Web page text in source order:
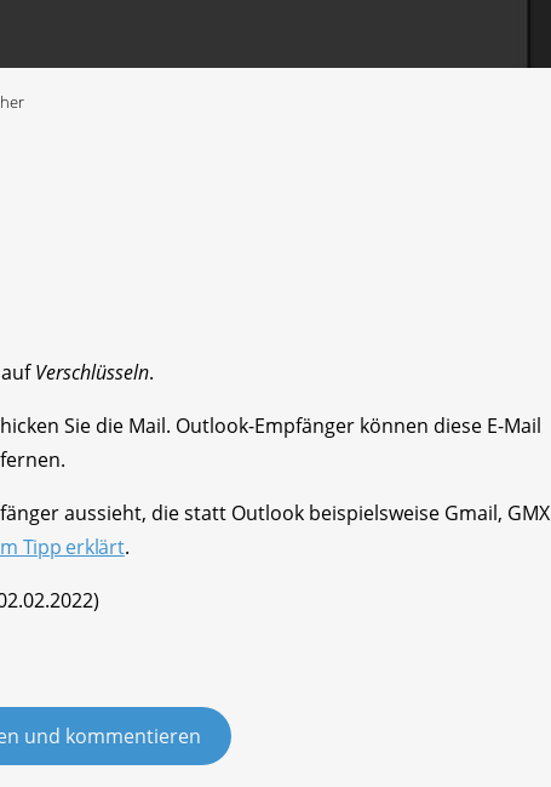
Verschlüsseln.
Sie die Mail. Outlook-Empfänger können diese E-Mail
aussieht, die statt Outlook beispielsweise Gmail, GMX
Tipp erklärt.
und kommentieren